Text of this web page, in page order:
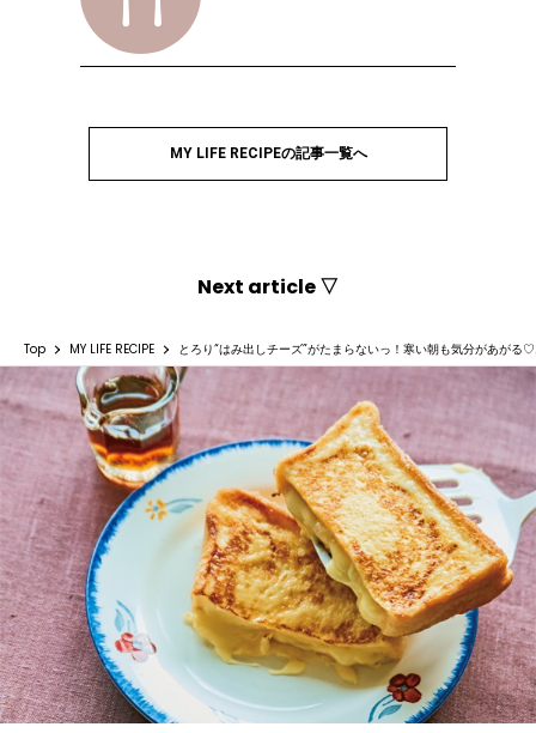
MY LIFE RECIPEの記事一覧へ
Next article ▽
Top MY LIFE RECIPE とろり“はみ出しチーズ”がたまらないっ！寒い朝も気分があがる